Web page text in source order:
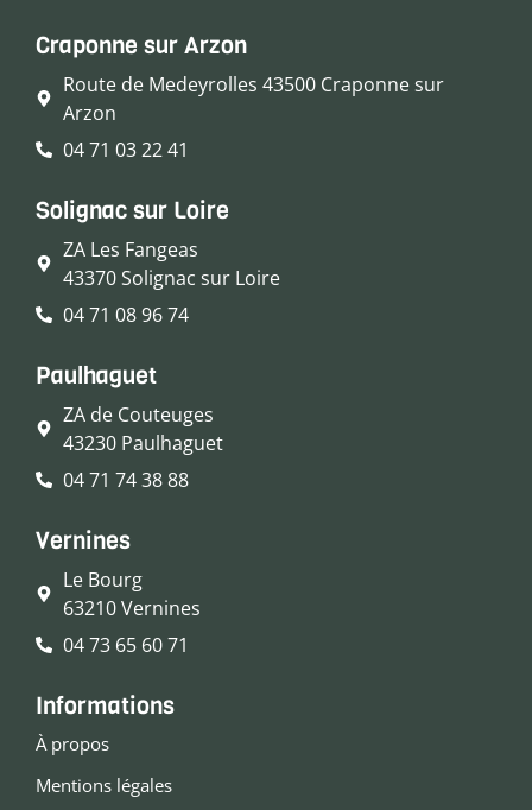
Craponne sur Arzon
Route de Medeyrolles 43500 Craponne sur
Arzon
04 71 03 22 41
Solignac sur Loire
ZA Les Fangeas
43370 Solignac sur Loire
04 71 08 96 74
Paulhaguet
ZA de Couteuges
43230 Paulhaguet
04 71 74 38 88
Vernines
Le Bourg
63210 Vernines
04 73 65 60 71
Informations
À propos
Mentions légales